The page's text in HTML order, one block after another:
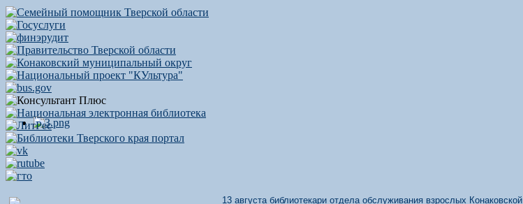
13 августа библиотекари отдела обслуживания взрослых